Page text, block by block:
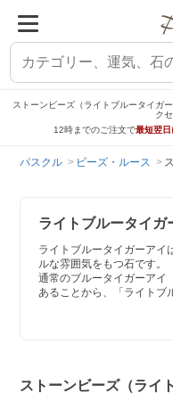
ストーンビーズ（ライトブルータイガ
ク
12時までのご注文で最短翌
パスクル ビーズ・ルース
ライトブルータイガ
ライトブルータイガーアイ
ルな雰囲気をもつ石です。
通常のブルータイガーアイ
あることから、「ライトブ
ストーンビーズ（ライ